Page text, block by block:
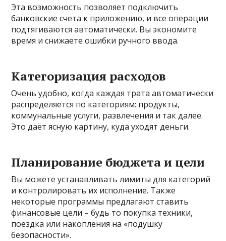
Эта возможность позволяет подключить
банковские счета к приложению, и все операции
подтягиваются автоматически. Вы экономите
время и снижаете ошибки ручного ввода.
Категоризация расходов
Очень удобно, когда каждая трата автоматически
распределяется по категориям: продукты,
коммунальные услуги, развлечения и так далее.
Это даёт ясную картину, куда уходят деньги.
Планирование бюджета и цели
Вы можете устанавливать лимиты для категорий
и контролировать их исполнение. Также
некоторые программы предлагают ставить
финансовые цели – будь то покупка техники,
поездка или накопления на «подушку
безопасности».